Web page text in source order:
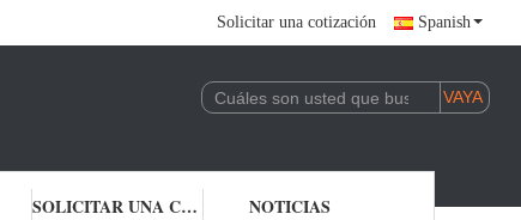
Solicitar una cotización Spanish
SOLICITAR UNA COTIZACIÓN NOTICIAS